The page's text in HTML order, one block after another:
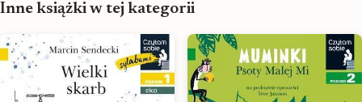
Inne książki w tej kategorii